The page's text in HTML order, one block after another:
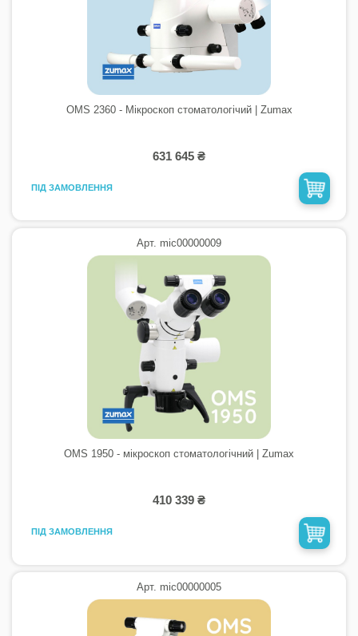
OMS 2360 - Мікроскоп стоматологiчий | Zumax
631 645 ₴
ПІД ЗАМОВЛЕННЯ
Арт. mic00000009
OMS 1950 - мікроскоп стоматологічний | Zumax
410 339 ₴
ПІД ЗАМОВЛЕННЯ
Арт. mic00000005